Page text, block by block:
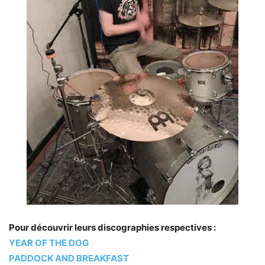
Pour découvrir leurs discographies respectives :
YEAR OF THE DOG
PADDOCK AND BREAKFAST